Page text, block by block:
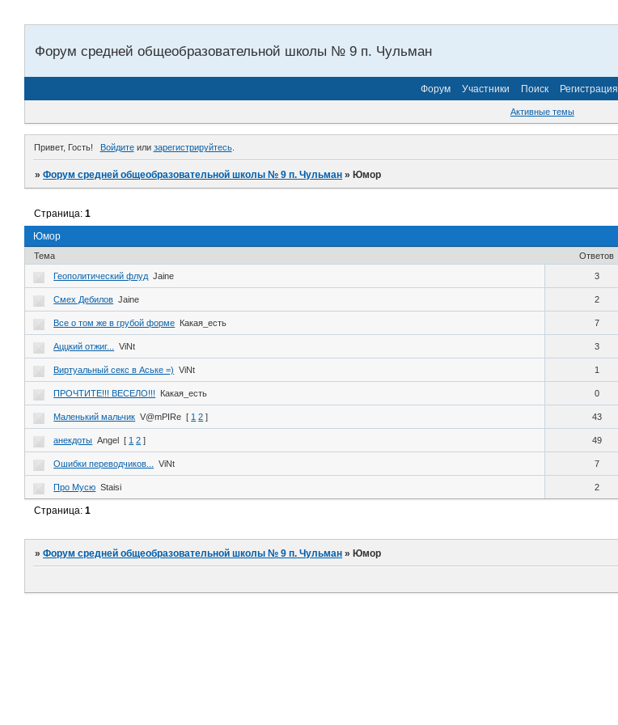
Форум средней общеобразовательной школы № 9 п. Чульман
Форум Участники Поиск Регистрация
Активные темы
Привет, Гость! Войдитеили зарегистрируйтесь.
»Форум средней общеобразовательной школы № 9 п. Чульман »Юмор
Юмор
Страница:1
Тема Ответов
Геополитический флуд Jaine 3
Смех Дебилов Jaine 2
Все о том же в грубой форме Какая_есть 7
Аццкий отжиг... ViNt 3
Виртуальный секс в Аське =) ViNt 1
ПРОЧТИТЕ!!! ВЕСЕЛО!!! Какая_есть 0
Маленький мальчик V@mPIRe [ 1 2 ] 43
анекдоты Angel [ 1 2 ] 49
Ошибки переводчиков... ViNt 7
Про Мусю Staisi 2
Страница:1
»Форум средней общеобразовательной школы № 9 п. Чульман »Юмор